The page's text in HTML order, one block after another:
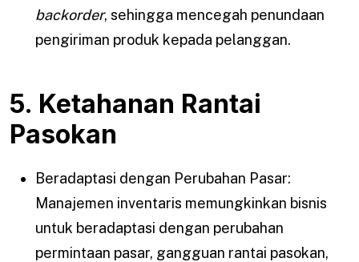
backorder, sehingga mencegah penundaan
pengiriman produk kepada pelanggan.
5. Ketahanan Rantai
Pasokan
Beradaptasi dengan Perubahan Pasar:
Manajemen inventaris memungkinkan bisnis
untuk beradaptasi dengan perubahan
permintaan pasar, gangguan rantai pasokan,